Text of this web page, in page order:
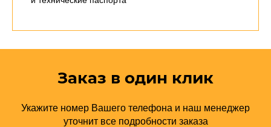
Заказ в один клик
Укажите номер Вашего телефона и наш менеджер
уточнит все подробности заказа